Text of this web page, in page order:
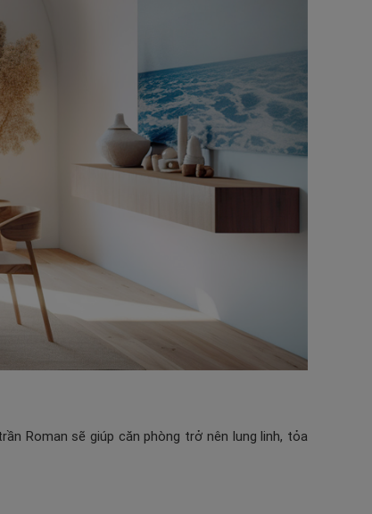
Roman sẽ giúp căn phòng trở nên lung linh, tỏa